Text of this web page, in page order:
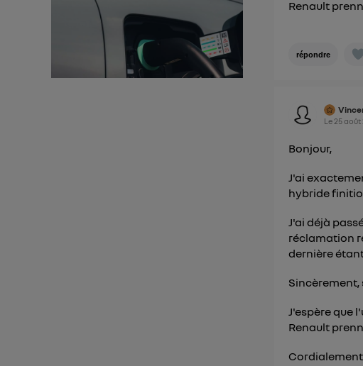
Renault
répondre
Le 25 août
Bonjour,
J'ai
hybride
J'ai déjà
réclamation
dernière
Sincèrement,
J'espère que
Renault
Cordialement
Vous pouvez